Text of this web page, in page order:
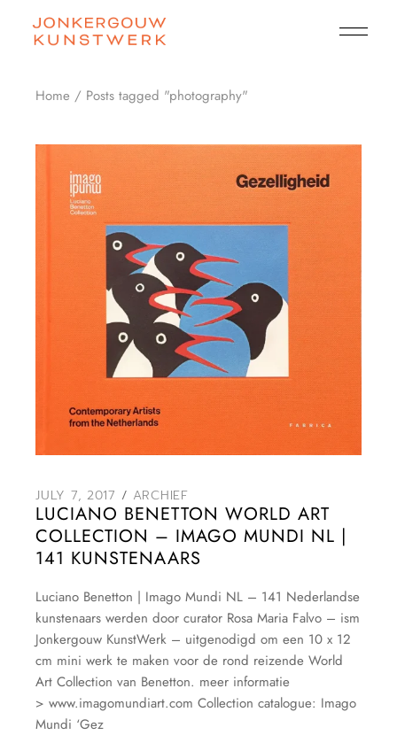
content
Home Posts tagged "photography"
JULY 7, 2017 ARCHIEF
LUCIANO BENETTON WORLD ART
COLLECTION – IMAGO MUNDI NL |
141 KUNSTENAARS
Luciano Benetton | Imago Mundi NL – 141 Nederlandse
kunstenaars werden door curator Rosa Maria Falvo – ism
Jonkergouw KunstWerk – uitgenodigd om een 10 x 12
cm mini werk te maken voor de rond reizende World
Art Collection van Benetton. meer informatie
> www.imagomundiart.com Collection catalogue: Imago
Mundi ‘Gez